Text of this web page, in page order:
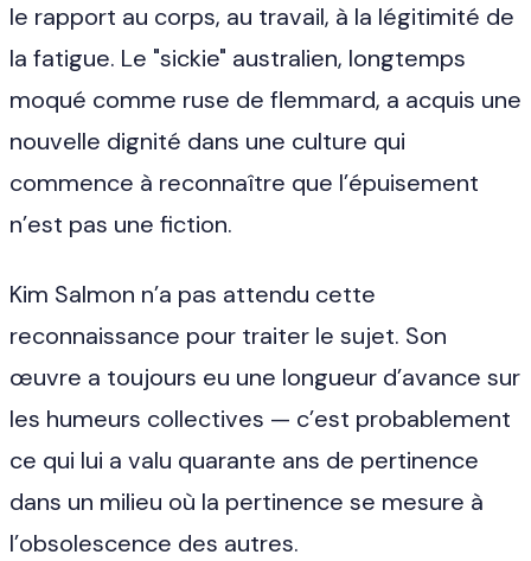
le rapport au corps, au travail, à la légitimité de
la fatigue. Le "sickie" australien, longtemps
moqué comme ruse de flemmard, a acquis une
nouvelle dignité dans une culture qui
commence à reconnaître que l’épuisement
n’est pas une fiction.
Kim Salmon n’a pas attendu cette
reconnaissance pour traiter le sujet. Son
œuvre a toujours eu une longueur d’avance sur
les humeurs collectives — c’est probablement
ce qui lui a valu quarante ans de pertinence
dans un milieu où la pertinence se mesure à
l’obsolescence des autres.